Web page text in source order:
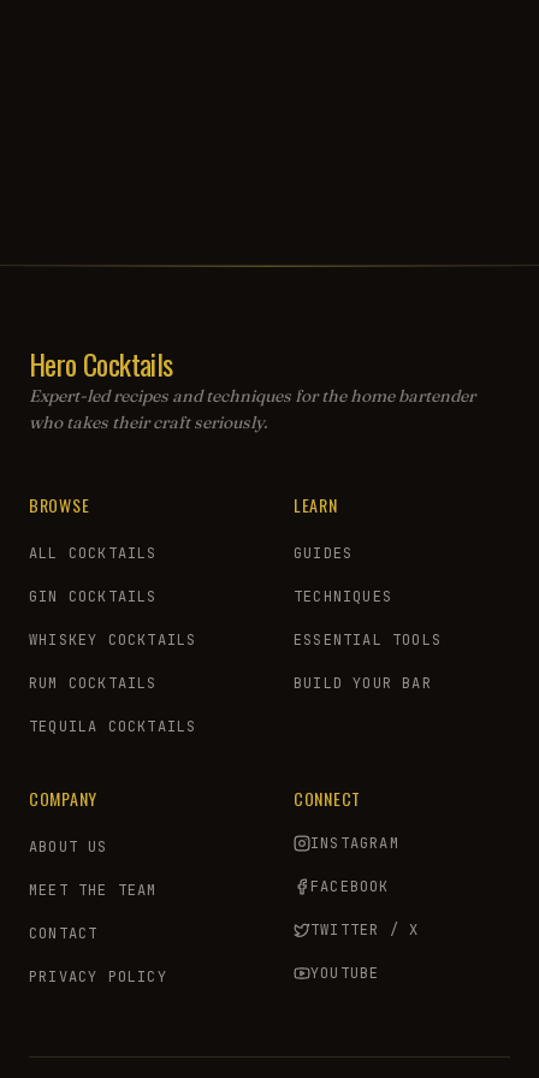
Hero Cocktails
Expert-led recipes and techniques for the home bartender
who takes their craft seriously.
BROWSE
ALL COCKTAILS
GIN COCKTAILS
WHISKEY COCKTAILS
RUM COCKTAILS
TEQUILA COCKTAILS
LEARN
GUIDES
TECHNIQUES
ESSENTIAL TOOLS
BUILD YOUR BAR
COMPANY
ABOUT US
MEET THE TEAM
CONTACT
PRIVACY POLICY
CONNECT
INSTAGRAM
FACEBOOK
TWITTER / X
YOUTUBE